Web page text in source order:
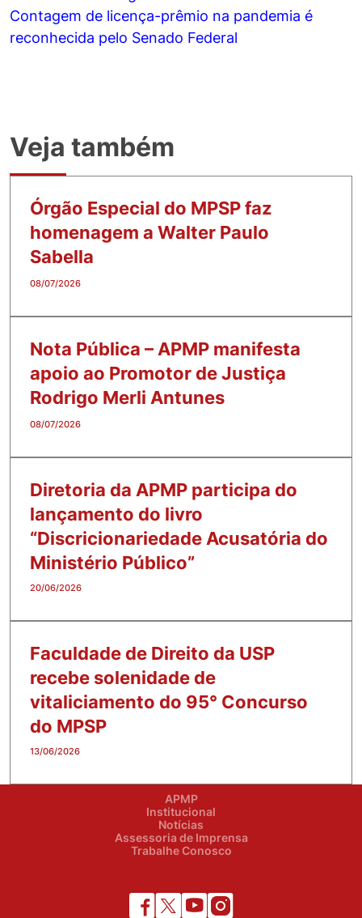
Contagem de licença-prêmio na pandemia é
reconhecida pelo Senado Federal
Veja também
Órgão Especial do MPSP faz
homenagem a Walter Paulo
Sabella
08/07/2026
Nota Pública – APMP manifesta
apoio ao Promotor de Justiça
Rodrigo Merli Antunes
08/07/2026
Diretoria da APMP participa do
lançamento do livro
“Discricionariedade Acusatória do
Ministério Público”
20/06/2026
Faculdade de Direito da USP
recebe solenidade de
vitaliciamento do 95° Concurso
do MPSP
13/06/2026
APMP
Institucional
Notícias
Assessoria de Imprensa
Trabalhe Conosco